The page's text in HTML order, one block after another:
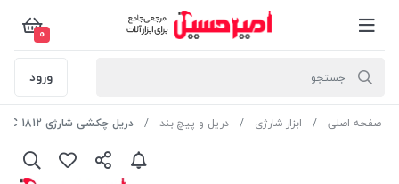
0
ورود
صفحه اصلی ابزار شارژی دریل و پیچ بند دریل چکشی شارژی 1812 NEC